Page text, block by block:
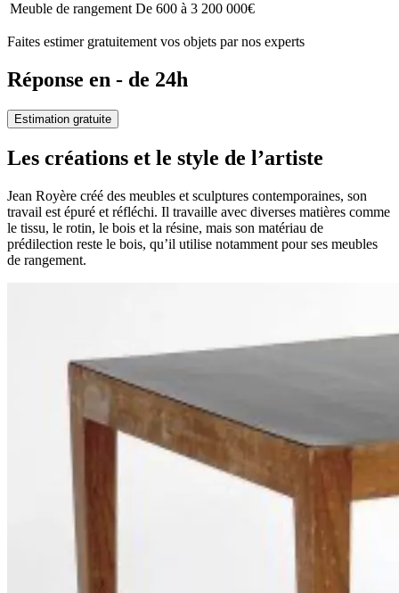
Meuble de rangement De 600 à 3 200 000€
Faites estimer gratuitement vos objets par nos experts
Réponse en - de 24h
Estimation gratuite
Les créations et le style de l’artiste
Jean Royère créé des meubles et sculptures contemporaines, son
travail est épuré et réfléchi. Il travaille avec diverses matières comme
le tissu, le rotin, le bois et la résine, mais son matériau de
prédilection reste le bois, qu’il utilise notamment pour ses meubles
de rangement.